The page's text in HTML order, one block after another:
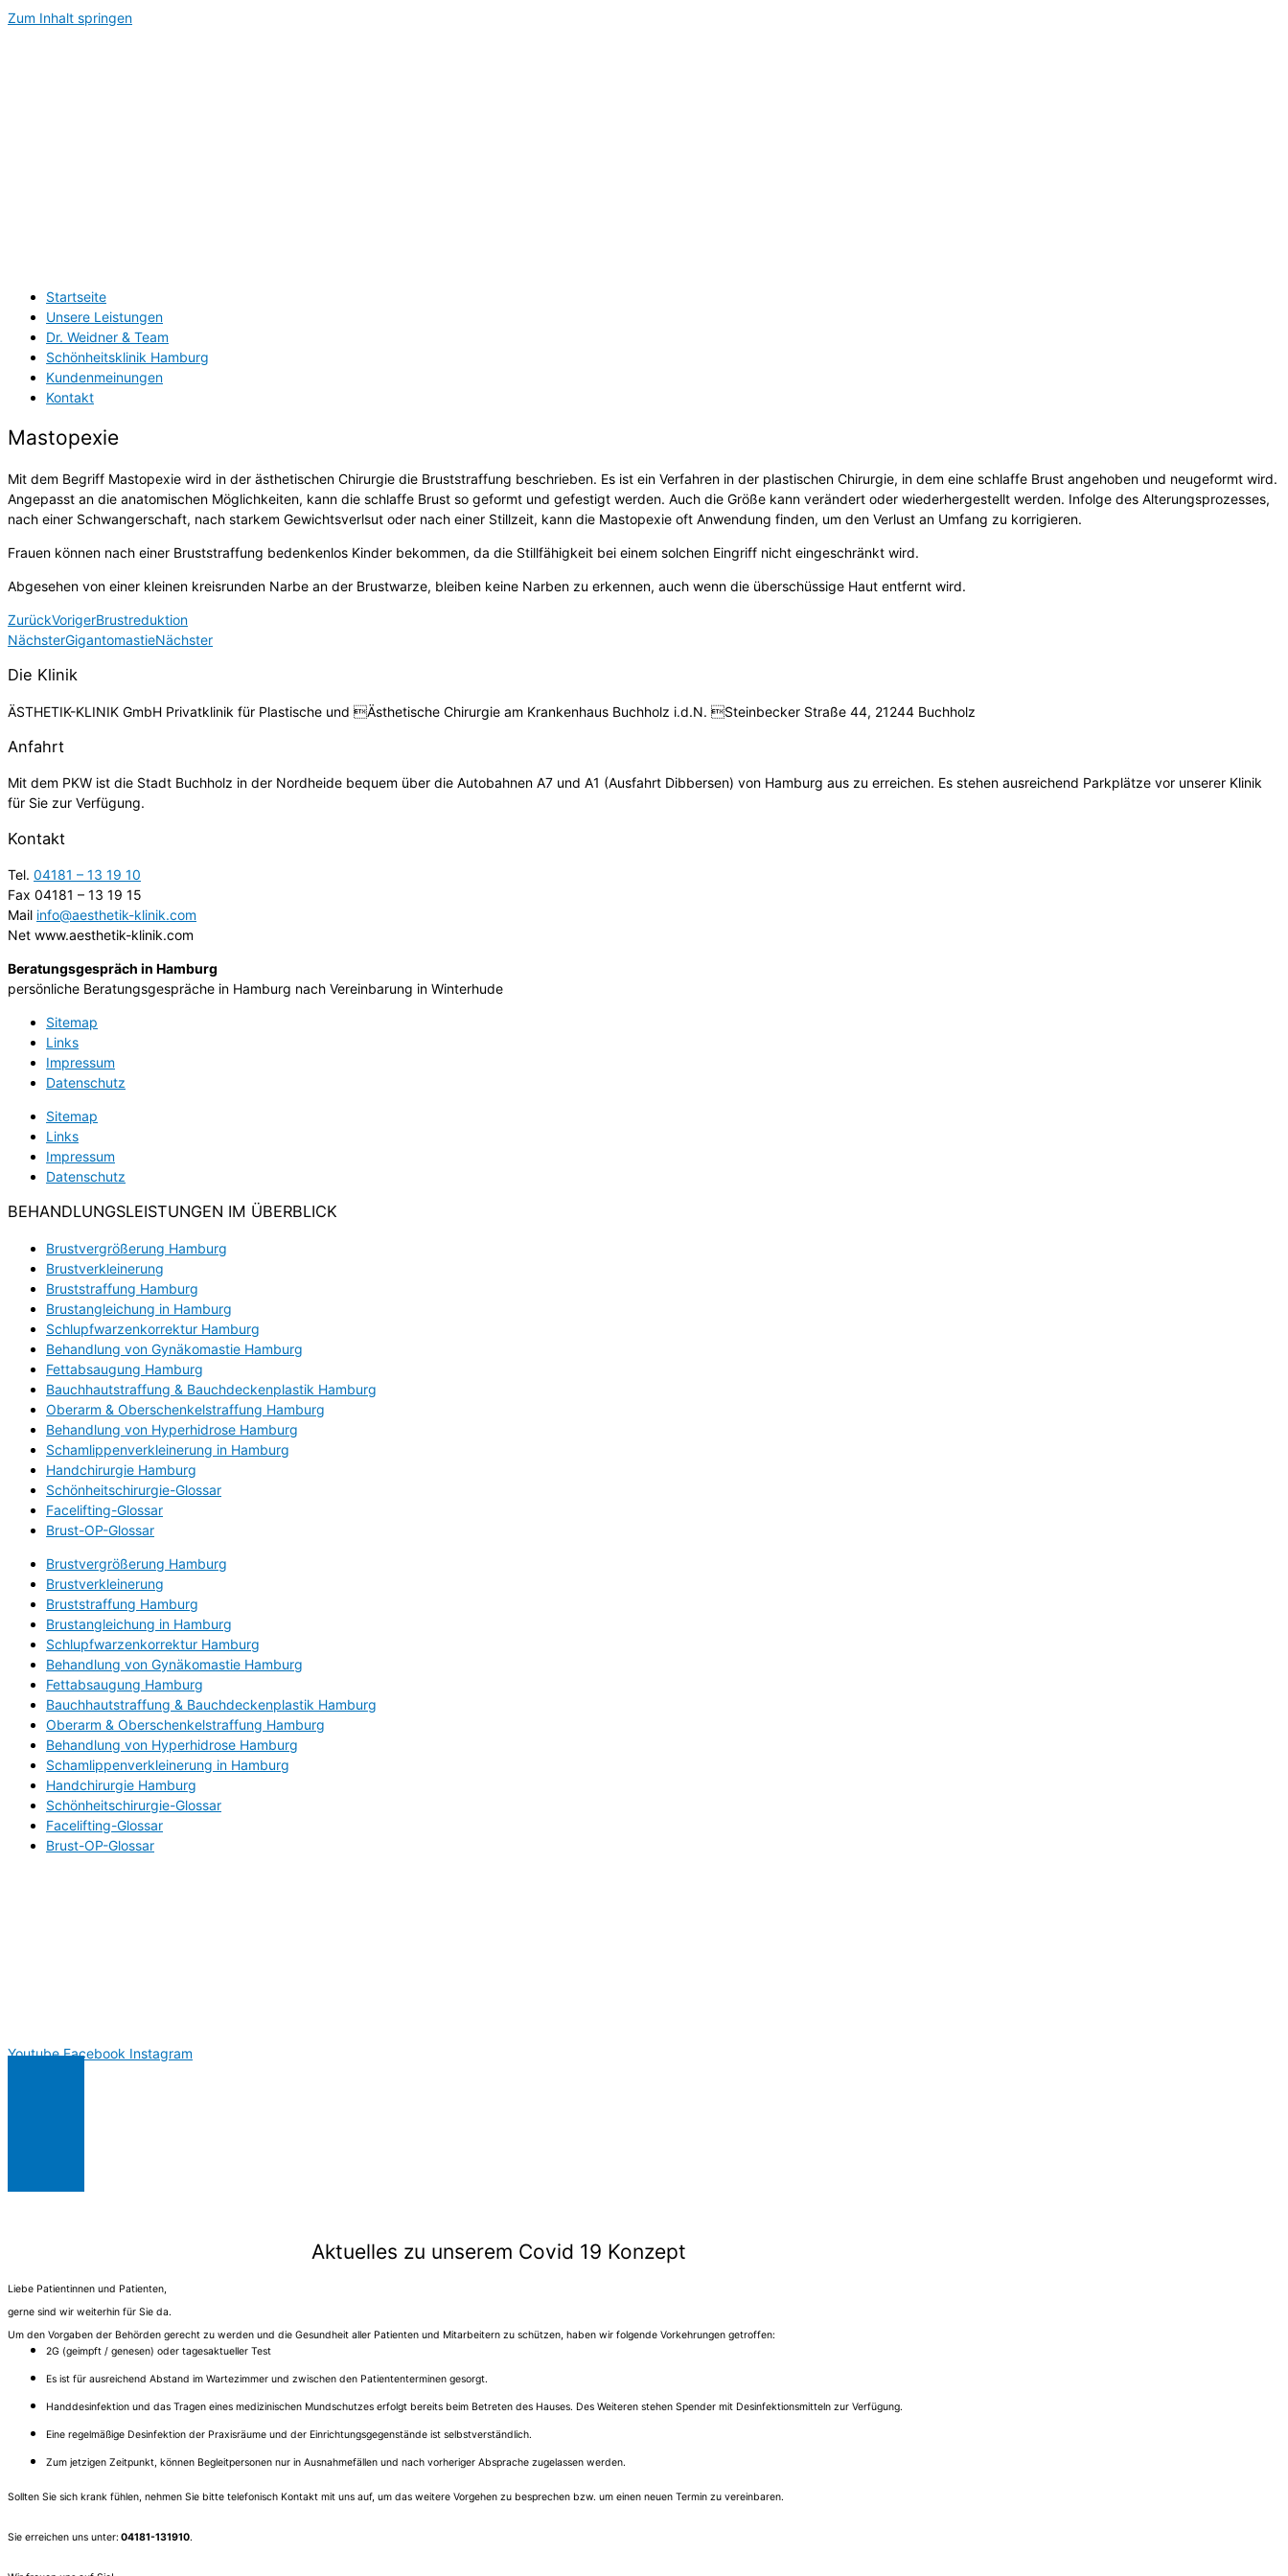
Zum Inhalt springen
Startseite
Unsere Leistungen
Dr. Weidner & Team
Schönheitsklinik Hamburg
Kundenmeinungen
Kontakt
Mastopexie
Mit dem Begriff Mastopexie wird in der ästhetischen Chirurgie die Bruststraffung beschrieben. Es ist ein Verfahren in der plastischen Chirurgie, in dem eine schlaffe Brust angehoben und neugeformt wird.
Angepasst an die anatomischen Möglichkeiten, kann die schlaffe Brust so geformt und gefestigt werden. Auch die Größe kann verändert oder wiederhergestellt werden. Infolge des Alterungsprozesses,
nach einer Schwangerschaft, nach starkem Gewichtsverlsut oder nach einer Stillzeit, kann die Mastopexie oft Anwendung finden, um den Verlust an Umfang zu korrigieren.
Frauen können nach einer Bruststraffung bedenkenlos Kinder bekommen, da die Stillfähigkeit bei einem solchen Eingriff nicht eingeschränkt wird.
Abgesehen von einer kleinen kreisrunden Narbe an der Brustwarze, bleiben keine Narben zu erkennen, auch wenn die überschüssige Haut entfernt wird.
ZurückVorigerBrustreduktion
NächsterGigantomastieNächster
Die Klinik
ÄSTHETIK-KLINIK GmbH Privatklinik für Plastische und Ästhetische Chirurgie am Krankenhaus Buchholz i.d.N. Steinbecker Straße 44, 21244 Buchholz
Anfahrt
Mit dem PKW ist die Stadt Buchholz in der Nordheide bequem über die Autobahnen A7 und A1 (Ausfahrt Dibbersen) von Hamburg aus zu erreichen. Es stehen ausreichend Parkplätze vor unserer Klinik
für Sie zur Verfügung.
Kontakt
Tel. 04181 – 13 19 10
Fax 04181 – 13 19 15
Mail info@aesthetik-klinik.com
Net www.aesthetik-klinik.com
Beratungsgespräch in Hamburg
persönliche Beratungsgespräche in Hamburg nach Vereinbarung in Winterhude
Sitemap
Links
Impressum
Datenschutz
Sitemap
Links
Impressum
Datenschutz
BEHANDLUNGSLEISTUNGEN IM ÜBERBLICK
Brustvergrößerung Hamburg
Brustverkleinerung
Bruststraffung Hamburg
Brustangleichung in Hamburg
Schlupfwarzenkorrektur Hamburg
Behandlung von Gynäkomastie Hamburg
Fettabsaugung Hamburg
Bauchhautstraffung & Bauchdeckenplastik Hamburg
Oberarm & Oberschenkelstraffung Hamburg
Behandlung von Hyperhidrose Hamburg
Schamlippenverkleinerung in Hamburg
Handchirurgie Hamburg
Schönheitschirurgie-Glossar
Facelifting-Glossar
Brust-OP-Glossar
Brustvergrößerung Hamburg
Brustverkleinerung
Bruststraffung Hamburg
Brustangleichung in Hamburg
Schlupfwarzenkorrektur Hamburg
Behandlung von Gynäkomastie Hamburg
Fettabsaugung Hamburg
Bauchhautstraffung & Bauchdeckenplastik Hamburg
Oberarm & Oberschenkelstraffung Hamburg
Behandlung von Hyperhidrose Hamburg
Schamlippenverkleinerung in Hamburg
Handchirurgie Hamburg
Schönheitschirurgie-Glossar
Facelifting-Glossar
Brust-OP-Glossar
Youtube Facebook Instagram
Aktuelles zu unserem Covid 19 Konzept
Liebe Patientinnen und Patienten,
gerne sind wir weiterhin für Sie da.
Um den Vorgaben der Behörden gerecht zu werden und die Gesundheit aller Patienten und Mitarbeitern zu schützen, haben wir folgende Vorkehrungen getroffen:
2G (geimpft / genesen) oder tagesaktueller Test
Es ist für ausreichend Abstand im Wartezimmer und zwischen den Patiententerminen gesorgt.
Handdesinfektion und das Tragen eines medizinischen Mundschutzes erfolgt bereits beim Betreten des Hauses. Des Weiteren stehen Spender mit Desinfektionsmitteln zur Verfügung.
Eine regelmäßige Desinfektion der Praxisräume und der Einrichtungsgegenstände ist selbstverständlich.
Zum jetzigen Zeitpunkt, können Begleitpersonen nur in Ausnahmefällen und nach vorheriger Absprache zugelassen werden.​
Sollten Sie sich krank fühlen, nehmen Sie bitte telefonisch Kontakt mit uns auf, um das weitere Vorgehen zu besprechen bzw. um einen neuen Termin zu vereinbaren.
Sie erreichen uns unter: 04181-131910.